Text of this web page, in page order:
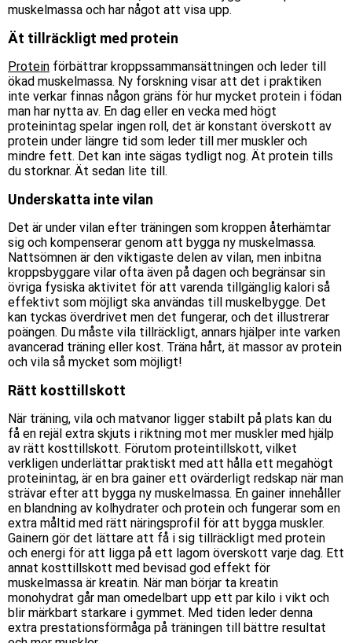
muskelmassa och har något att visa upp.
Ät tillräckligt med protein
Protein förbättrar kroppssammansättningen och leder till
ökad muskelmassa. Ny forskning visar att det i praktiken
inte verkar finnas någon gräns för hur mycket protein i födan
man har nytta av. En dag eller en vecka med högt
proteinintag spelar ingen roll, det är konstant överskott av
protein under längre tid som leder till mer muskler och
mindre fett. Det kan inte sägas tydligt nog. Ät protein tills
du storknar. Ät sedan lite till.
Underskatta inte vilan
Det är under vilan efter träningen som kroppen återhämtar
sig och kompenserar genom att bygga ny muskelmassa.
Nattsömnen är den viktigaste delen av vilan, men inbitna
kroppsbyggare vilar ofta även på dagen och begränsar sin
övriga fysiska aktivitet för att varenda tillgänglig kalori så
effektivt som möjligt ska användas till muskelbygge. Det
kan tyckas överdrivet men det fungerar, och det illustrerar
poängen. Du måste vila tillräckligt, annars hjälper inte varken
avancerad träning eller kost. Träna hårt, ät massor av protein
och vila så mycket som möjligt!
Rätt kosttillskott
När träning, vila och matvanor ligger stabilt på plats kan du
få en rejäl extra skjuts i riktning mot mer muskler med hjälp
av rätt kosttillskott. Förutom proteintillskott, vilket
verkligen underlättar praktiskt med att hålla ett megahögt
proteinintag, är en bra gainer ett ovärderligt redskap när man
strävar efter att bygga ny muskelmassa. En gainer innehåller
en blandning av kolhydrater och protein och fungerar som en
extra måltid med rätt näringsprofil för att bygga muskler.
Gainern gör det lättare att få i sig tillräckligt med protein
och energi för att ligga på ett lagom överskott varje dag. Ett
annat kosttillskott med bevisad god effekt för
muskelmassa är kreatin. När man börjar ta kreatin
monohydrat går man omedelbart upp ett par kilo i vikt och
blir märkbart starkare i gymmet. Med tiden leder denna
extra prestationsförmåga på träningen till bättre resultat